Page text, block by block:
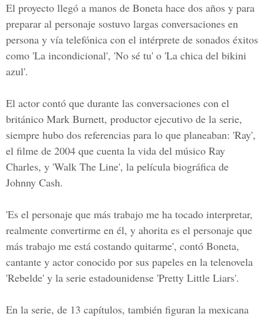
El proyecto llegó a manos de Boneta hace dos años y para
preparar al personaje sostuvo largas conversaciones en
persona y vía telefónica con el intérprete de sonados éxitos
como 'La incondicional', 'No sé tu' o 'La chica del bikini
azul'.
El actor contó que durante las conversaciones con el
británico Mark Burnett, productor ejecutivo de la serie,
siempre hubo dos referencias para lo que planeaban: 'Ray',
el filme de 2004 que cuenta la vida del músico Ray
Charles, y 'Walk The Line', la película biográfica de
Johnny Cash.
'Es el personaje que más trabajo me ha tocado interpretar,
realmente convertirme en él, y ahorita es el personaje que
más trabajo me está costando quitarme', contó Boneta,
cantante y actor conocido por sus papeles en la telenovela
'Rebelde' y la serie estadounidense 'Pretty Little Liars'.
En la serie, de 13 capítulos, también figuran la mexicana